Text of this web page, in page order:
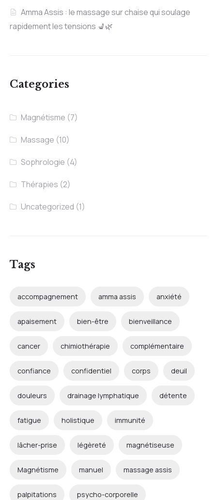
Amma Assis : le massage sur chaise qui soulage
rapidement les tensions 💺🌿
Categories
Magnétisme (7)
Massage (10)
Sophrologie (4)
Thérapies (2)
Uncategorized (1)
Tags
accompagnement amma assis anxiété
apaisement bien-être bienveillance
cancer chimiothérapie complémentaire
confiance confidentiel corps deuil
douleurs drainage lymphatique détente
fatigue holistique immunité
lâcher-prise légèreté magnétiseuse
Magnétisme manuel massage assis
palpitations psycho-corporelle